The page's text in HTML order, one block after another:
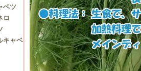
ベツ
ロ
キャベ